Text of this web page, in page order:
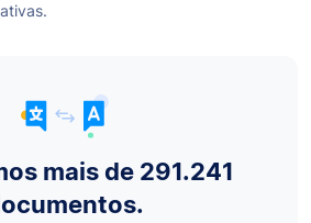
mais de 291.241